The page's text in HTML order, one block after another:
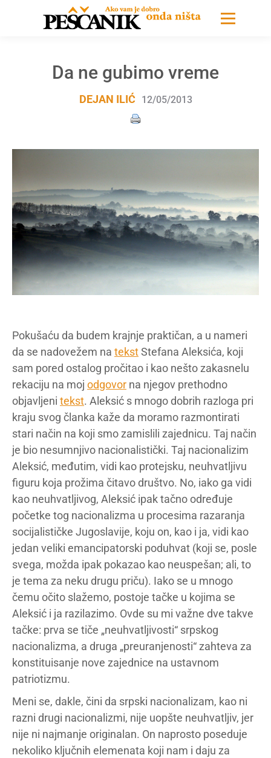
Da ne gubimo vreme
DEJAN ILIĆ 12/05/2013
Pokušaću da budem krajnje praktičan, a u nameri
da se nadovežem na tekstStefana Aleksića, koji
sam pored ostalog pročitao i kao nešto zakasnelu
rekaciju na moj odgovor na njegov prethodno
objavljeni tekst. Aleksić s mnogo dobrih razloga pri
kraju svog članka kaže da moramo razmontirati
stari način na koji smo zamislili zajednicu. Taj način
je bio nesumnjivo nacionalistički. Taj nacionalizim
Aleksić, međutim, vidi kao protejsku, neuhvatljivu
figuru koja prožima čitavo društvo. No, iako ga vidi
kao neuhvatljivog, Aleksić ipak tačno određuje
početke tog nacionalizma u procesima razaranja
socijalističke Jugoslavije, koju on, kao i ja, vidi kao
jedan veliki emancipatorski poduhvat (koji se, posle
svega, možda ipak pokazao kao neuspešan; ali, to
je tema za neku drugu priču). Iako se u mnogo
čemu očito slažemo, postoje tačke u kojima se
Aleksić i ja razilazimo. Ovde su mi važne dve takve
tačke: prva se tiče „neuhvatljivosti“ srpskog
nacionalizma, a druga „preuranjenosti“ zahteva za
konstituisanje nove zajednice na ustavnom
patriotizmu.
Meni se, dakle, čini da srpski nacionalizam, kao ni
razni drugi nacionalizmi, nije uopšte neuhvatljiv, jer
nije ni najmanje originalan. On naprosto poseduje
nekoliko ključnih elemenata koji nam i daju za